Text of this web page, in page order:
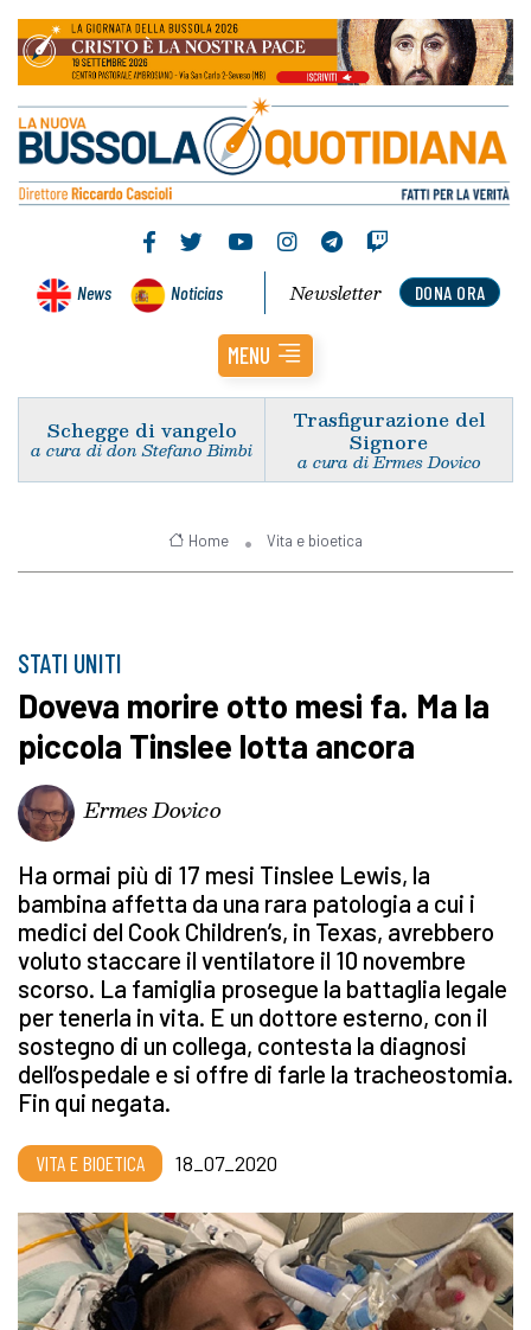
News Noticias DONA ORA
Newsletter
MENU
Schegge di vangelo
a cura di don Stefano Bimbi
Trasfigurazione del
Signore
a cura di Ermes Dovico
Home Vita e bioetica
STATI UNITI
Doveva morire otto mesi fa. Ma la
piccola Tinslee lotta ancora
Ermes Dovico
Ha ormai più di 17 mesi Tinslee Lewis, la
bambina affetta da una rara patologia a cui i
medici del Cook Children’s, in Texas, avrebbero
voluto staccare il ventilatore il 10 novembre
scorso. La famiglia prosegue la battaglia legale
per tenerla in vita. E un dottore esterno, con il
sostegno di un collega, contesta la diagnosi
dell’ospedale e si offre di farle la tracheostomia.
Fin qui negata.
VITA E BIOETICA 18_07_2020